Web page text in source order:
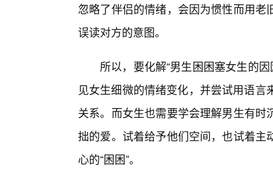
忽略了伴侣的情绪，会因为惯性而用
误读对方的意图。
所以，要化解“男生困困塞女生的
见女生细微的情绪变化，并尝试用语
关系。而女生也需要学会理解男生有
拙的爱。试着给予他们空间，也试着
心的“困困”。